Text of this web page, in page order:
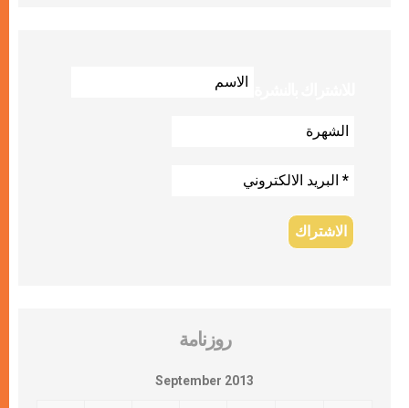
روزنامة
September 2013